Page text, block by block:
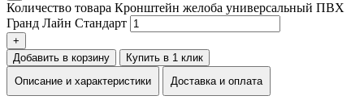
Количество товара Кронштейн желоба универсальный ПВХ
Гранд Лайн Стандарт
+
Добавить в корзину
Купить в 1 клик
Описание и характеристики
Доставка и оплата